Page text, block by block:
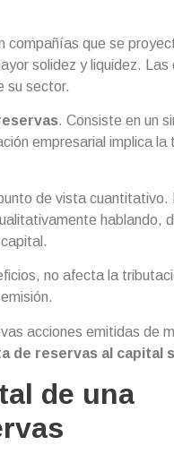
compañías que se
solidez y liquidez. Las
su sector.
. Consiste en un
empresarial implica la
de vista cuantitativo.
hablando,
no afecta la
acciones emitidas de
de reservas al capital
de una